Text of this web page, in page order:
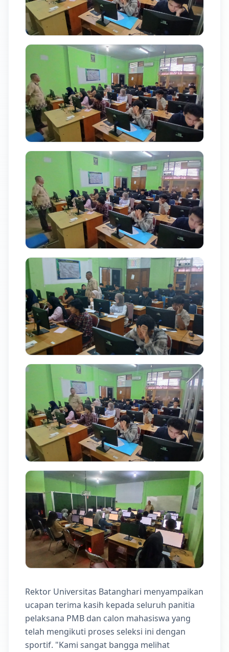
Rektor Universitas Batanghari menyampaikan
ucapan terima kasih kepada seluruh panitia
pelaksana PMB dan calon mahasiswa yang
telah mengikuti proses seleksi ini dengan
sportif. "Kami sangat bangga melihat